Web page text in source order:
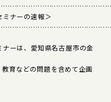
ミナーの速報＞
ーは、愛知県名古屋市の金
育などの問題を含めて企画